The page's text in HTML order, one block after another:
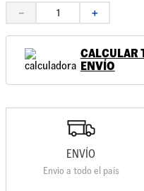
＋
－
CALCULAR
ENVÍO
ENVÍO
Envio a todo el país